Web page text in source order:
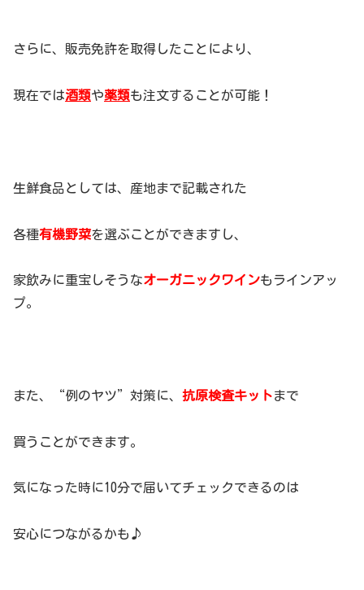
さらに、販売免許を取得したことにより、
現在では酒類や薬類も注文することが可能！
生鮮食品としては、産地まで記載された
各種有機野菜を選ぶことができますし、
家飲みに重宝しそうなオーガニックワインもラインアッ
プ。
また、“例のヤツ”対策に、 抗原検査キットまで
買うことができます。
気になった時に10分で届いてチェックできるのは
安心につながるかも♪